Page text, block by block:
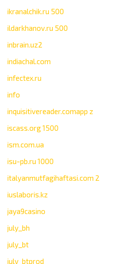
ikranalchik.ru 500
ildarkhanov.ru 500
inbrain.uz2
indiachal.com
infectex.ru
info
inquisitivereader.comapp z
iscass.org 1500
ism.com.ua
isu-pb.ru 1000
italyanmutfagihaftasi.com 2
iuslaboris.kz
jaya9casino
july_bh
july_bt
july_btprod